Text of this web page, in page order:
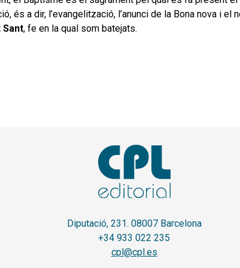
és a dir, l’evangelització, l’anunci de la Bona nova i
Sant, fe en la qual som batejats.
Diputació, 231. 08007 Barcelona
+34 933 022 235
cpl@cpl.es